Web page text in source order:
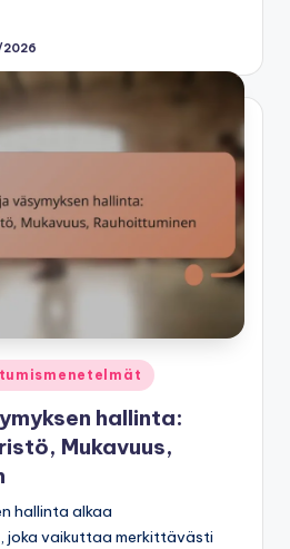
hallinta:
Mukavuus,
hallinta alkaa
joka vaikuttaa merkittävästi